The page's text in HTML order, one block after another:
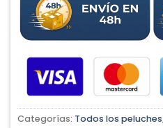
Categorías: Todos los peluches